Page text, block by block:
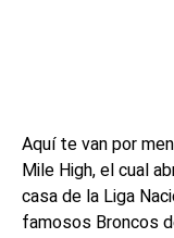
Aquí te van por
Mile High, el cual
casa de la Liga
famosos Broncos